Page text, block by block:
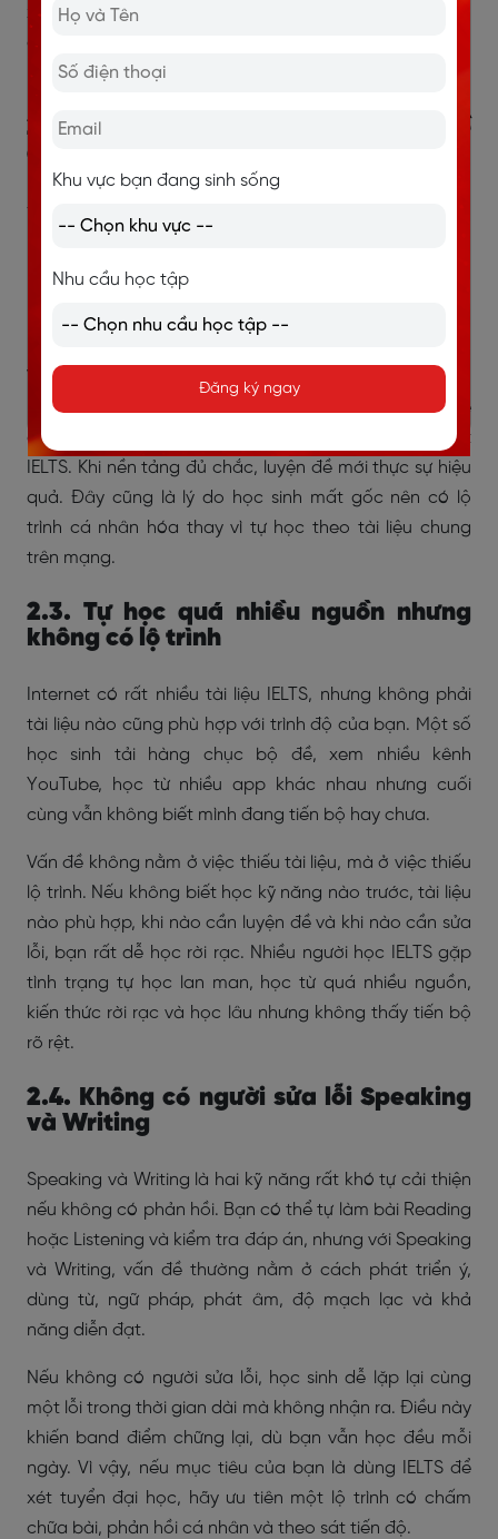
xét tuyển, không phải một phong trào. Khi có mục tiêu
cụ thể, bạn sẽ học tập trung hơn và biết cách đo
lường tiến bộ của mình.
2.2. Mất gốc nhưng lao vào luyện đề
quá sớm
Đây là lỗi phổ biến của học sinh nền tảng yếu. Nhiều
bạn nghĩ rằng muốn thi IELTS thì phải luyện đề ngay,
làm càng nhiều đề càng tốt. Nhưng nếu chưa có nền
bản, việc luyện đề sẽ rất dễ gây nản.
Với người mất gốc, điều cần làm trước tiên là xây nền.
Bạn cần hiểu cấu trúc câu, mở rộng vốn từ, luyện nghe
cơ bản, cải thiện phát âm và làm quen dần với format
IELTS. Khi nền tảng đủ chắc, luyện đề mới thực sự hiệu
quả. Đây cũng là lý do học sinh mất gốc nên có lộ
trình cá nhân hóa thay vì tự học theo tài liệu chung
trên mạng.
2.3. Tự học quá nhiều nguồn nhưng
không có lộ trình
Internet có rất nhiều tài liệu IELTS, nhưng không phải
tài liệu nào cũng phù hợp với trình độ của bạn. Một số
học sinh tải hàng chục bộ đề, xem nhiều kênh
YouTube, học từ nhiều app khác nhau nhưng cuối
cùng vẫn không biết mình đang tiến bộ hay chưa.
Vấn đề không nằm ở việc thiếu tài liệu, mà ở việc thiếu
lộ trình. Nếu không biết học kỹ năng nào trước, tài liệu
nào phù hợp, khi nào cần luyện đề và khi nào cần sửa
lỗi, bạn rất dễ học rời rạc. N hiều người học IELTS gặp
tình trạng tự học lan man, học từ quá nhiều nguồn,
kiến thức rời rạc và học lâu nhưng không thấy tiến bộ
rõ rệt.
2.4. Không có người sửa lỗi Speaking
và Writing
Speaking và Writing là hai kỹ năng rất khó tự cải thiện
nếu không có phản hồi. Bạn có thể tự làm bài Reading
hoặc Listening và kiểm tra đáp án, nhưng với Speaking
và Writing, vấn đề thường nằm ở cách phát triển ý,
dùng từ, ngữ pháp, phát âm, độ mạch lạc và khả
năng diễn đạt.
Nếu không có người sửa lỗi, học sinh dễ lặp lại cùng
một lỗi trong thời gian dài mà không nhận ra. Điều này
khiến band điểm chững lại, dù bạn vẫn học đều mỗi
ngày.Vì vậy, nếu mục tiêu của bạn là dùng IELTS để
xét tuyển đại học, hãy ưu tiên một lộ trình có chấm
chữa bài, phản hồi cá nhân và theo sát tiến độ.
Khu vực bạn đang sinh sống
Nhu cầu học tập
Đăng ký ngay